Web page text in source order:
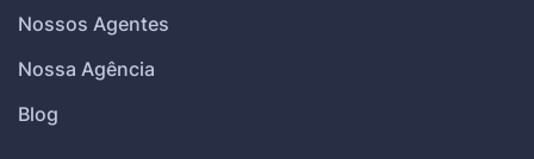
Nossos Agentes
Nossa Agência
Blog